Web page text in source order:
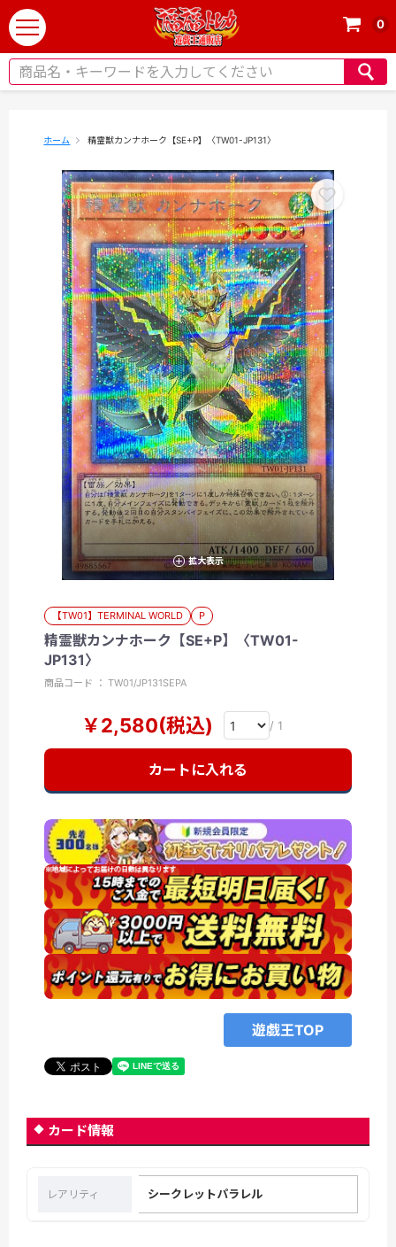
t
o
g
0
ホーム 精霊獣カンナホーク【SE+P】〈TW01-JP131〉
拡大表示
【TW01】TERMINAL WORLD P
精霊獣カンナホーク【SE+P】〈TW01-
JP131〉
商品コード ： TW01/JP131SEPA
￥2,580(税込) / 1
カートに入れる
遊戯王TOP
カード情報
レアリティ シークレットパラレル